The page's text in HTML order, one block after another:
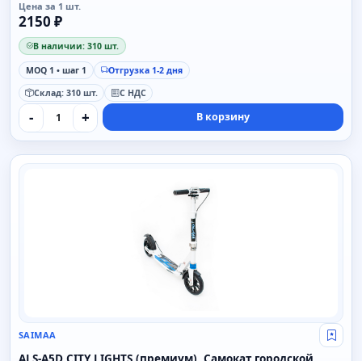
Цена за 1 шт.
2150 ₽
В наличии: 310 шт.
MOQ 1 • шаг 1
Отгрузка 1-2 дня
Склад: 310 шт.
С НДС
- + В корзину
SAIMAA
SAIMAA Свой